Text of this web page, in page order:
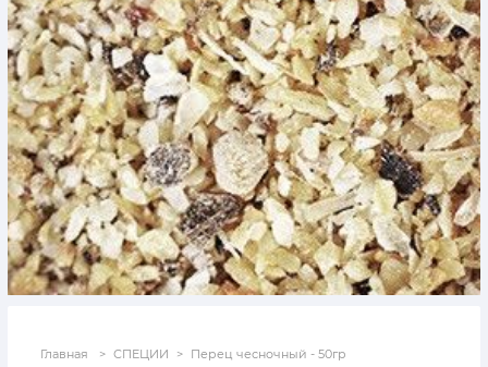
Главная СПЕЦИИ Перец чесночный - 50гр